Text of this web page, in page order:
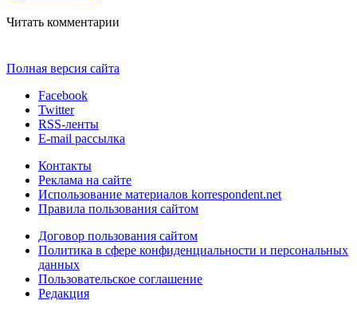
Читать комментарии
Полная версия сайта
Facebook
Twitter
RSS-ленты
E-mail рассылка
Контакты
Реклама на сайте
Использование материалов korrespondent.net
Правила пользования сайтом
Договор пользования сайтом
Политика в сфере конфиденциальности и персональных
данных
Пользовательское соглашение
Редакция